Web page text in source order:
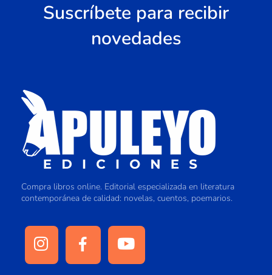
Suscríbete para recibir
novedades
Compra libros online. Editorial especializada en literatura
contemporánea de calidad: novelas, cuentos, poemarios.